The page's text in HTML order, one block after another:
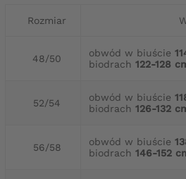
Rozmiar
48/50 obwód w biuście
biodrach 122-128
52/54 obwód w biuście
biodrach 126-132
56/58 obwód w biuście
biodrach 146-152